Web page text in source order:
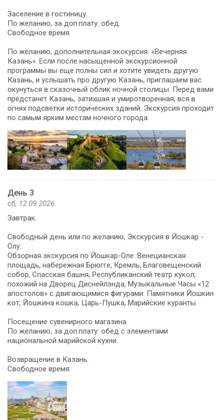
Заселение в гостиницу.
По желанию, за доп.плату: обед.
Свободное время.
По желанию, дополнительная экскурсия: «Вечерняя
Казань». Если после насыщенной экскурсионной
программы вы еще полны сил и хотите увидеть другую
Казань, и услышать про другую Казань, приглашаем вас
окунуться в сказочный облик ночной столицы. Перед вами
предстанет Казань, затихшая и умиротворенная, вся в
огнях подсветки исторических зданий. Экскурсия проходит
по самым ярким местам ночного города.
День 3
сб, 12.09.2026
Завтрак.
Свободный день или по желанию, Экскурсия в Йошкар -
Олу.
Обзорная экскурсия по Йошкар-Оле: Венецианская
площадь, набережная Брюгге, Кремль, Благовещенский
собор, Спасская башня, Республиканский театр кукол,
похожий на Дворец Диснейлэнда, Музыкальные Часы «12
апостолов» с двигающимися фигурами. Памятники Йошкин
кот, Йошкина кошка, Царь-Пушка, Марийские куранты.
Посещение сувенирного магазина.
По желанию, за доп.плату: обед с элементами
национальной марийской кухни.
Возвращение в Казань.
Свободное время.